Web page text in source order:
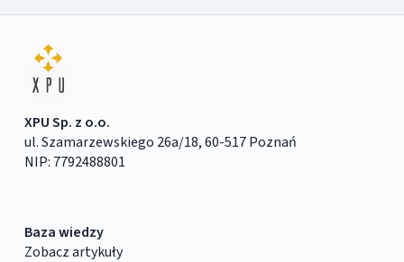
XPU Sp. z o.o.
ul. Szamarzewskiego 26a/18, 60-517 Poznań
NIP: 7792488801
Baza wiedzy
Zobacz artykuły